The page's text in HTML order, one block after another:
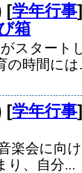
[学年行事
箱
タートし
の時間には
[学年行事
楽会に向
り、自分...